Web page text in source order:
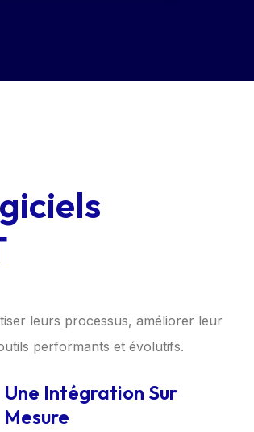
leurs processus, améliorer leur
performants et évolutifs.
Une Intégration Sur
Mesure